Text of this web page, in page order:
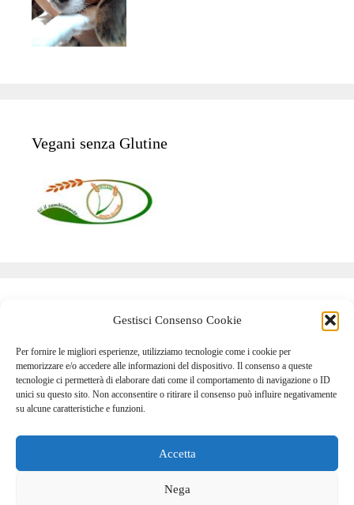
Gestisci Consenso Cookie
Per fornire le migliori esperienze, utilizziamo tecnologie come i cookie per
memorizzare e/o accedere alle informazioni del dispositivo. Il consenso a queste
tecnologie ci permetterà di elaborare dati come il comportamento di navigazione o ID
unici su questo sito. Non acconsentire o ritirare il consenso può influire negativamente
su alcune caratteristiche e funzioni.
Accetta
Nega
Vegani senza Glutine
Pannello utente
Accedi
Feed dei contenuti
Feed dei commenti
WordPress.org